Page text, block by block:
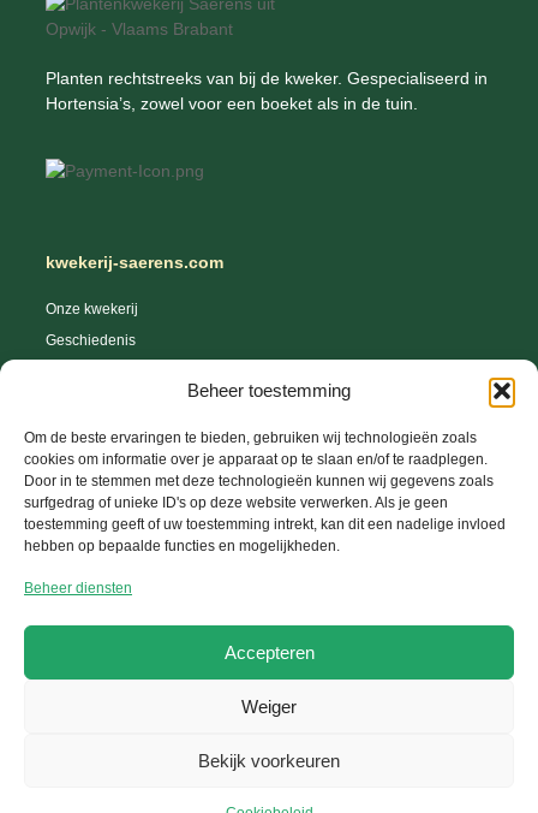
Beheer toestemming
Om de beste ervaringen te bieden, gebruiken wij technologieën zoals
cookies om informatie over je apparaat op te slaan en/of te raadplegen.
Door in te stemmen met deze technologieën kunnen wij gegevens zoals
surfgedrag of unieke ID's op deze website verwerken. Als je geen
toestemming geeft of uw toestemming intrekt, kan dit een nadelige invloed
hebben op bepaalde functies en mogelijkheden.
Beheer diensten
Accepteren
Weiger
Bekijk voorkeuren
Planten rechtstreeks van bij de kweker. Gespecialiseerd in
Hortensia’s, zowel voor een boeket als in de tuin.
kwekerij-saerens.com
Onze kwekerij
Geschiedenis
Leveringsvoorwaarden
Herroepingsrecht
Help Center